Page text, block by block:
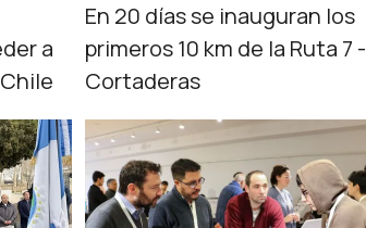
a
En 20 días se inauguran los
primeros 10 km de la Ruta 7 -
Cortaderas